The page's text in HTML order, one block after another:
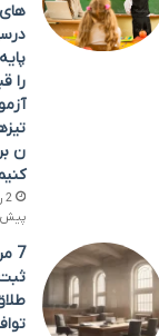
های
را
ن
2
پیش
7